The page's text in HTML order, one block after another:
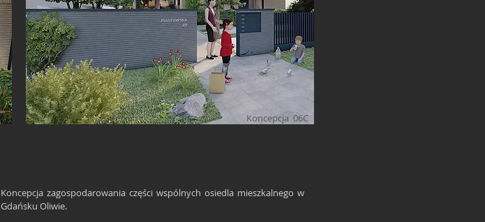
Koncepcja 06C
Koncepcja zagospodarowania części wspólnych osiedla mieszkalnego w
Gdańsku Oliwie.